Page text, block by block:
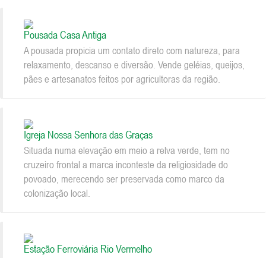
Pousada Casa Antiga
A pousada propicia um contato direto com natureza, para
relaxamento, descanso e diversão. Vende geléias, queijos,
pães e artesanatos feitos por agricultoras da região.
Igreja Nossa Senhora das Graças
Situada numa elevação em meio a relva verde, tem no
cruzeiro frontal a marca inconteste da religiosidade do
povoado, merecendo ser preservada como marco da
colonização local.
Estação Ferroviária Rio Vermelho